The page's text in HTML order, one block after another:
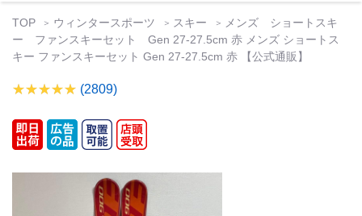
TOP ウィンタースポーツ スキー
メンズ ショートスキ
ー ファンスキーセット Gen 27-27.5cm 赤 メンズ ショートス
キー ファンスキーセット Gen 27-27.5cm 赤 【公式通販】
(2809)